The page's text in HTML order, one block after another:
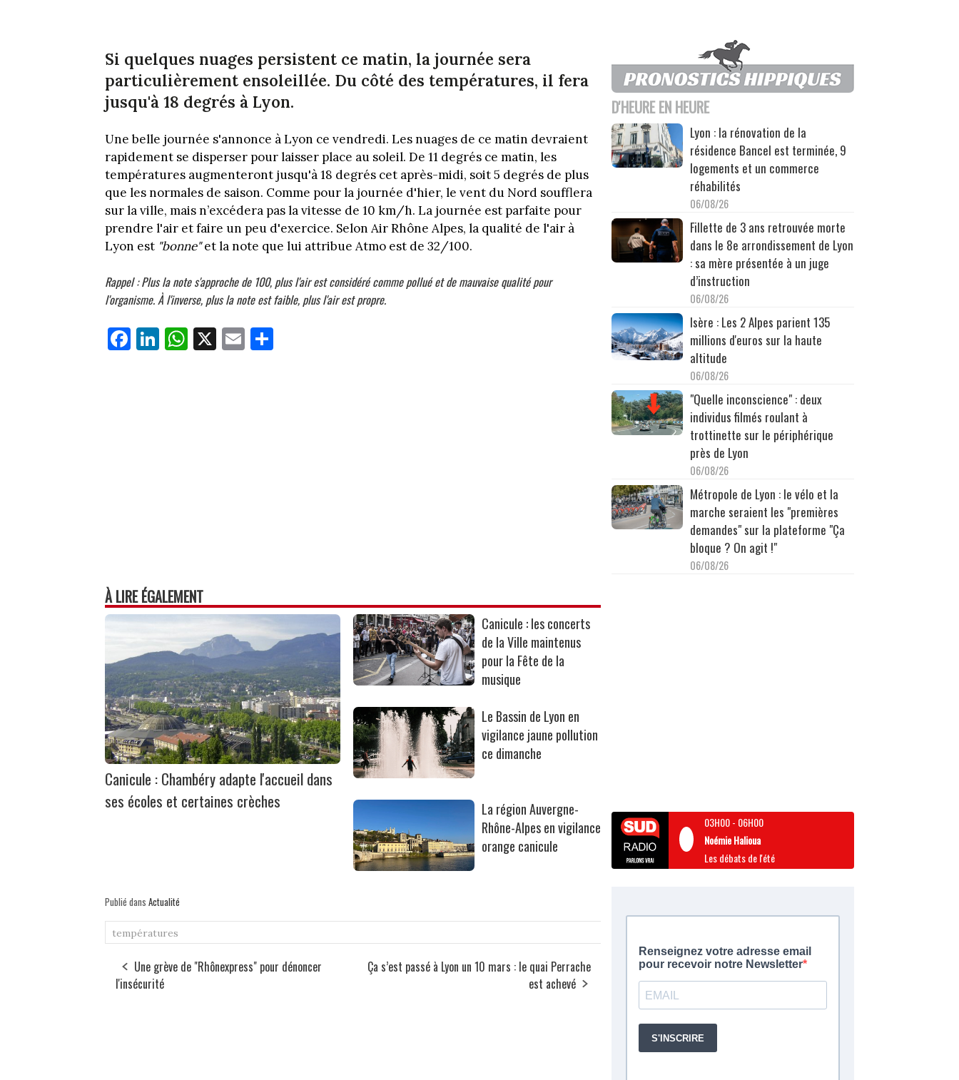
Si quelques nuages persistent ce matin, la journée sera
particulièrement ensoleillée. Du côté des températures, il fera
jusqu'à 18 degrés à Lyon.
Une belle journée s'annonce à Lyon ce vendredi. Les nuages de ce matin devraient
rapidement se disperser pour laisser place au soleil. De 11 degrés ce matin, les
températures augmenteront jusqu'à 18 degrés cet après-midi, soit 5 degrés de plus
que les normales de saison. Comme pour la journée d'hier, le vent du Nord soufflera
sur la ville, mais n’excédera pas la vitesse de 10 km/h. La journée est parfaite pour
prendre l'air et faire un peu d'exercice. Selon Air Rhône Alpes, la qualité de l'air à
Lyon est "bonne"et la note que lui attribue Atmo est de 32/100.
Rappel : Plus la note s'approche de 100, plus l'air est considéré comme pollué et de mauvaise qualité pour
l'organisme. À l'inverse, plus la note est faible, plus l'air est propre.
Fa
ce
Li
nk
W
ha
X E
m
À LIRE ÉGALEMENT
Canicule : Chambéry adapte l'accueil dans
ses écoles et certaines crèches
Canicule : les concerts
de la Ville maintenus
pour la Fête de la
musique
Le Bassin de Lyon en
vigilance jaune pollution
ce dimanche
La région Auvergne-
Rhône-Alpes en vigilance
orange canicule
Publié dans Actualité
températures
Une grève de "Rhônexpress" pour dénoncer
l'insécurité
Ça s’est passé à Lyon un 10 mars : le quai Perrache
est achevé
D'HEURE EN HEURE
Lyon : la rénovation de la
résidence Bancel est terminée, 9
logements et un commerce
réhabilités
06/08/26
Fillette de 3 ans retrouvée morte
dans le 8e arrondissement de Lyon
: sa mère présentée à un juge
d’instruction
06/08/26
Isère : Les 2 Alpes parient 135
millions d'euros sur la haute
altitude
06/08/26
"Quelle inconscience" : deux
individus filmés roulant à
trottinette sur le périphérique
près de Lyon
06/08/26
Métropole de Lyon : le vélo et la
marche seraient les "premières
demandes" sur la plateforme "Ça
bloque ? On agit !"
06/08/26
03H00- 06H00
Noémie Halioua
Les débats de l'été